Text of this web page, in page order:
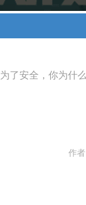
为了安全，你为什
作